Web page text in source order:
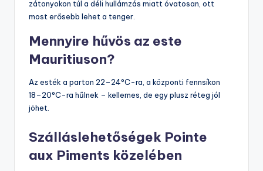
zátonyokon túl a déli hullámzás miatt óvatosan, ott
most erősebb lehet a tenger.
Mennyire hűvös az este
Mauritiuson?
Az esték a parton 22–24°C-ra, a központi fennsíkon
18–20°C-ra hűlnek – kellemes, de egy plusz réteg jól
jöhet.
Szálláslehetőségek Pointe
aux Piments közelében